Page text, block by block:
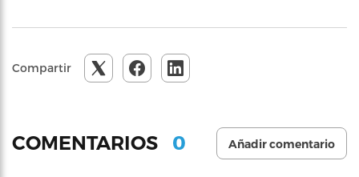
Compartir
COMENTARIOS 0 Añadir comentario